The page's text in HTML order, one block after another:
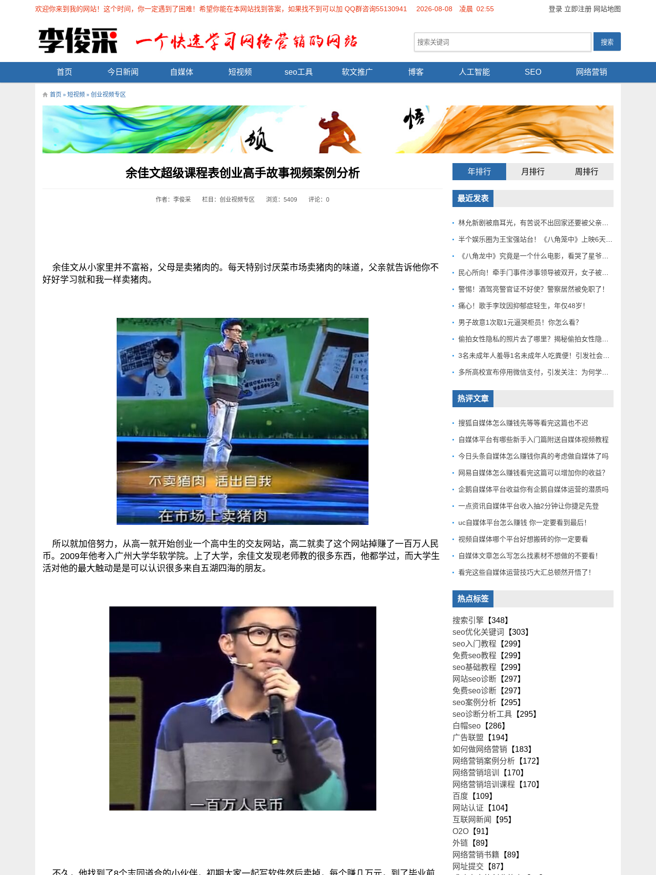
登录 立即注册 网站地图
欢迎你来到我的网站！这个时间，你一定遇到了困难！希望你能在本网站找到答案，如果找不到可以加 QQ群咨询55130941 2026-08-08 凌晨 02:55
首页 今日新闻 自媒体 短视频 seo工具 软文推广 博客 人工智能 SEO 网络营销
首页 » 短视频 » 创业视频专区
余佳文超级课程表创业高手故事视频案例分析
作者：李俊采 栏目： 创业视频专区 浏览：5409 评论：0
余佳文从小家里并不富裕，父母是卖猪肉的。每天特别讨厌菜市场卖猪肉的味道，父亲就告诉他你不
好好学习就和我一样卖猪肉。
所以就加倍努力，从高一就开始创业一个高中生的交友网站，高二就卖了这个网站掉赚了一百万人民
币。2009年他考入广州大学华软学院。上了大学，余佳文发现老师教的很多东西，他都学过，而大学生
活对他的最大触动是是可以认识很多来自五湖四海的朋友。
年排行 月排行 周排行
最近发表
警惕！酒驾亮警官证不好使？警察居然被免职了！
痛心！歌手李玟因抑郁症轻生，年仅48岁！
男子故意1次取1元逼哭柜员！你怎么看？
热评文章
搜狐自媒体怎么赚钱先等等看完这篇也不迟
自媒体平台有哪些新手入门篇附送自媒体视频教程
今日头条自媒体怎么赚钱你真的考虑做自媒体了吗
网易自媒体怎么赚钱看完这篇可以增加你的收益？
企鹅自媒体平台收益你有企鹅自媒体运营的潜质吗
一点资讯自媒体平台收入抽2分钟让你捷足先登
uc自媒体平台怎么赚钱 你一定要看到最后！
视频自媒体哪个平台好想搬砖的你一定要看
自媒体文章怎么写怎么找素材不想做的不要看！
看完这些自媒体运营技巧大汇总顿然开悟了！
热点标签
搜索引擎 【348】
seo优化关键词
【303】
seo入门教程 【299】
免费seo教程 【299】
seo基础教程 【299】
网站seo诊断 【297】
免费seo诊断 【297】
seo案例分析 【295】
seo诊断分析工具 【295】
白帽seo 【286】
广告联盟 【194】
如何做网络营销 【183】
网络营销案例分析 【172】
网络营销培训
【170】
网络营销培训课程 【170】
百度 【109】
网站认证 【104】
互联网新闻
【95】
O2O 【91】
外链 【89】
网络营销书籍 【89】
网址提交 【87】